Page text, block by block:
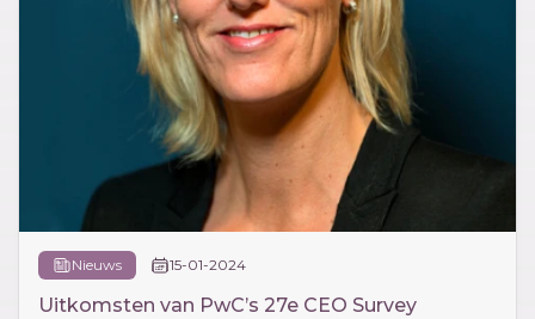
Nieuws 15-01-2024
Uitkomsten van PwC’s 27e CEO Survey